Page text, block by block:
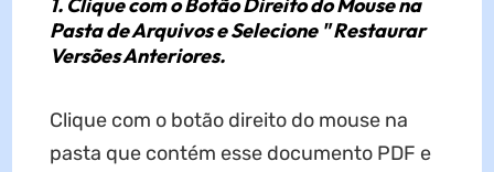
1. Clique com o Botão Direito do Mouse na
Pasta de Arquivos e Selecione " Restaurar
Versões Anteriores.
Clique com o botão direito do mouse na
pasta que contém esse documento PDF e